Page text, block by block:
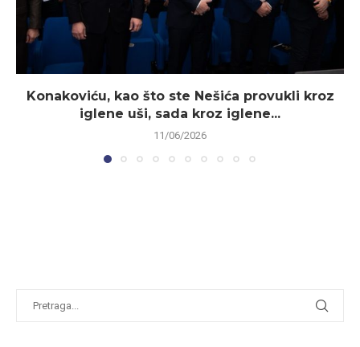
Konakoviću, kao što ste Nešića provukli kroz
iglene uši, sada kroz iglene...
11/06/2026